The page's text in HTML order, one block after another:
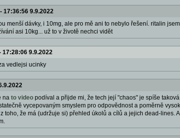
17:36:56 9.9.2022
menší dávky, i 10mg, ale pro mě ani to nebylo řešení. ritalin
asi 10kg... už to v životě nechci vidět
17:28:06 9.9.2022
vedlejsi ucinky
na to video podíval a přijde mi, že tech její "chaos" je spíše
vycepovaným smyslem pro odpovědnost a poměrně
toho, že má (udržuje si) přehled úkolů a cílů a jejich dead-lines.